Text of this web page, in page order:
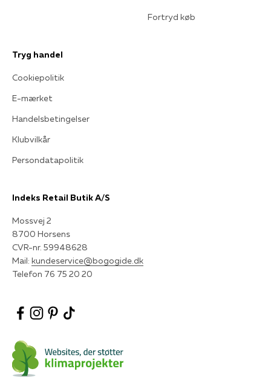
Fortryd køb
Tryg handel
Cookiepolitik
E-mærket
Handelsbetingelser
Klubvilkår
Persondatapolitik
Indeks Retail Butik A/S
Mossvej 2
8700 Horsens
CVR-nr. 59948628
Mail: kundeservice@bogogide.dk
Telefon 76 75 20 20